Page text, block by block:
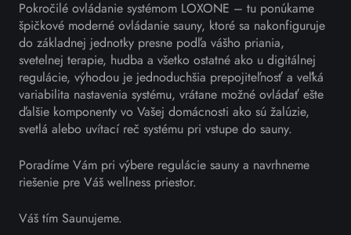
Pokročilé ovládanie systémom LOXONE – tu ponúkame
špičkové moderné ovládanie sauny, ktoré sa nakonfiguruje
do základnej jednotky presne podľa vášho priania,
svetelnej terapie, hudba a všetko ostatné ako u digitálnej
regulácie, výhodou je jednoduchšia prepojiteľnosť a veľká
variabilita nastavenia systému, vrátane možné ovládať ešte
ďalšie komponenty vo Vašej domácnosti ako sú žalúzie,
svetlá alebo uvítací reč systému pri vstupe do sauny.
Poradíme Vám pri výbere regulácie sauny a navrhneme
riešenie pre Váš wellness priestor.
Váš tím Saunujeme.